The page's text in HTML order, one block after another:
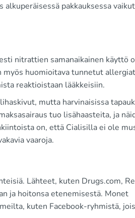
pakkauksessa
nitrattien samanaikainen käyttö
myös huomioitava tunnetut allergiat
reaktioistaan lääkkeisiin.
mutta harvinaisissa
tuo lisähaasteita, ja
on, että Cialisilla ei ole
vaaroja.
Lähteet, kuten Drugs.com,
ja hoitonsa etenemisestä. Monet
kuten Facebook-ryhmistä,